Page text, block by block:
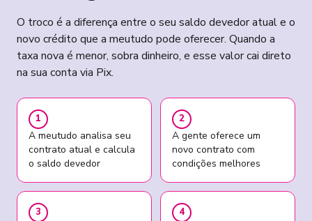
O troco é a diferença entre o seu saldo devedor atual e o
novo crédito que a meutudo pode oferecer. Quando a
taxa nova é menor, sobra dinheiro, e esse valor cai direto
na sua conta via Pix.
1
A meutudo analisa seu
contrato atual e calcula
o saldo devedor
2
A gente oferece um
novo contrato com
condições melhores
3 4